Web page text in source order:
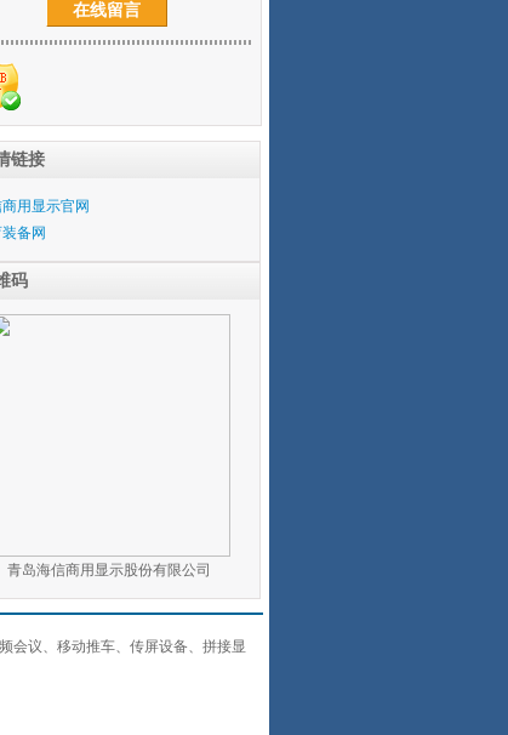
在线留言
链接
用显示官网
备网
码
青岛海信商用显示股份有限公司
会议、移动推车、传屏设备、拼接显